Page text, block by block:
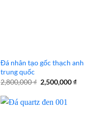
Đá nhân tạo gốc thạch anh
trung quốc
2,800,000₫ Giá
2,800,000 ₫.
2,500,000₫Giá